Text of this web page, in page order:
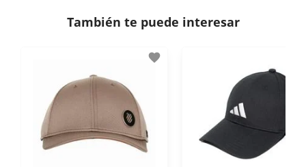
- Certificados de seguridad SSL y Encriptación 3D.
disposiciones legales y Códigos de Ética de la
Asociación Mexicana de Internet (AIMX).
- Nos encontramos en la lista de socios Activos de
la Asociación de Internet.MX.
También te puede interesar
favorite